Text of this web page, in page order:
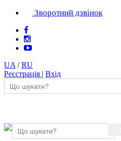
Зворотний дзвінок
UA /RU
Реєстрація | Вхід